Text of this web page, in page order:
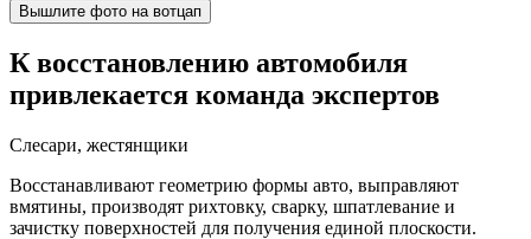
Вышлите фото на вотцап
К восстановлению автомобиля
привлекается команда экспертов
Слесари, жестянщики
Восстанавливают геометрию формы авто, выправляют
вмятины, производят рихтовку, сварку, шпатлевание и
зачистку поверхностей для получения единой плоскости.